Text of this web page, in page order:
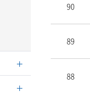
90
89
88